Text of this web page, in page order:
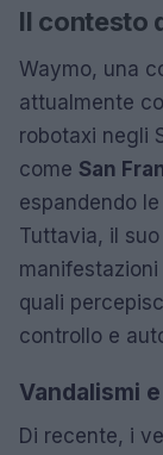
Il contesto
Waymo, una
attualmente
robotaxi negli
come San
espandendo
Tuttavia, il
quali
controllo e
Vandalismi
Di recente, i